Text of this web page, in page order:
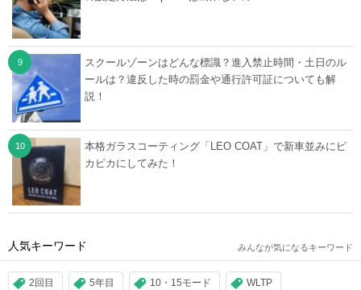
スクールゾーンはどんな標識？進入禁止時間・土日のル
ールは？違反した時の罰金や通行許可証についても解
説！
本格ガラスコーティング「LEO COAT」で新車並みにピ
カピカにしてみた！
人気キーワード みんなが気になるキーワード
2回目 5年目 10・15モード WLTP